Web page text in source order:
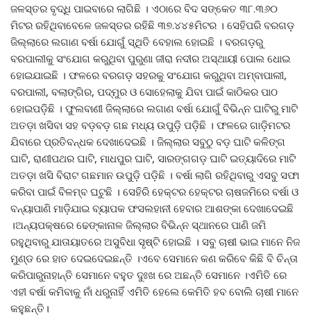
ଜଳସ୍ତର ବୃଦ୍ଧି ପାଇବାରେ ଲାଗିଛି । ଏଠାରେ ବିଦ ସଙ୍କେତ ୩୮.୩୬୦
ମିଟର ରହିଥିବାବେଳେ ଜଳସ୍ତର ରହିଛି ୩୭.୪୪୫ମିଟର । ସେହିପରି ବରଗଡ଼
ଜିଲ୍ଲାରେ ଲଗାଣ ବର୍ଷା ଯୋଗୁଁ ସ୍ଥିତି ବେହାଲ ହୋଇଛି । ବରଗଡ଼ରୁ
ବରପାଲୀକୁ ସଂଯୋଗ କରୁଥିବା ପୁରୁଣା ଜୀରା ନଦୀର ଅସ୍ଥାୟୀ ପୋଲ ଧୋଇ
ହୋଇଯାଇଛି । ଫଳରେ ବରଗଡ଼ ସହରକୁ ସଂଯୋଗ କରୁଥିବା ଅମ୍ବାପାଲୀ,
ବରପାଲୀ, ବଲାଙ୍ଗିର, ପଦ୍ମୁର ଓ ସୋହେଲାକୁ ଯିବା ପାଇଁ କାଠିକର ପାଠ
ହୋଇପଡ଼ିଛି । ଫୁଲବାଣୀ ଜିଲ୍ଲାରେ ଲଗାଣ ବର୍ଷା ଯୋଗୁଁ ବିଭିନ୍ନ ଘାଟିରୁ ମାଟି
ଅତଡ଼ା ଖସିବା ସହ ବଡ଼ବଡ଼ ଗଛ ମଧ୍ୟ ଉପୁଡ଼ି ପଡ଼ିଛି । ଫଳରେ ଗାଡ଼ିମଟର
ଯିବାରେ ପ୍ରତିବନ୍ଧକ ଦେଖାଦେଇଛି । ଜିଲ୍ଲାର ସବୁଠୁ ବଡ଼ ଘାଟି କଳିଙ୍ଗ
ଘାଟି, ରାଣୀପଥର ଘାଟି, ମାଧପୁର ଘାଟି, ସାରଙ୍ଗଗଡ଼ ଘାଟି ଇତ୍ୟାଦିରେ ମାଟି
ଅତଡ଼ା ଖସି ବିରାଟ ଗଛମାନ ଉପୁଡ଼ି ପଡ଼ିଛି । ବର୍ଷା ଲାଗି ରହିଥିବାରୁ ଏସବୁ ସଫା
କରିବା ପାଇଁ ବିଳମ୍ବ ଘଟୁଛି । ସେହିରି ହେକ୍ଟର ହେକ୍ଟର ଚାଷଜମିରେ ବର୍ଷା ଓ
ବନ୍ୟାପାଣି ମାଡ଼ିଯାଇ ବ୍ୟାପକ ଫସଲହାନୀ ହେବାର ଆଶଙ୍କା ଦେଖାଦେଇଛି
।ଅନ୍ୟପକ୍ଷରେ ଢେଙ୍କାନାଳ ଜିଲ୍ଲାର ବିଭିନ୍ନ ସ୍ଥାନରେ ପାଣି ଜମି
ରହୁଥିବାରୁ ଯାତାୟାତରେ ଅସୁବିଧା ସୃଷ୍ଟି ହୋଇଛି । ସବୁ ଚାଷୀ ଭାଇ ମାନେ ନିଜ
ମୁଣ୍ଡ ରେ ହାତ ଦେଇଦେଇଛନ୍ତି ।ଏବେ ସେମାନେ କଣ କରିବେ କିଛି ବି ଚିନ୍ତା
କରିପାରୁନାହାନ୍ତି ସେମାନେ ବହୁତ ଦୁଃଖ ରେ ଅଛନ୍ତି ସେମାନେ ।ଏମିତି ରେ
ଏହୀ ବର୍ଷା କମିବାକୁ ନାଁ ଧରୁନାହିଁ ଏମିତି ହେଲେ କେମିତି ହବ ବୋଲି ଚାଷୀ ମାନେ
କହୁଛନ୍ତି।